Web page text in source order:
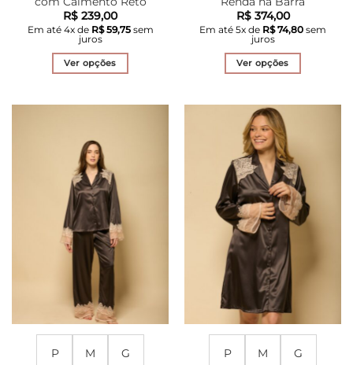
R$ 239,00
Em até 4x de R$59,75sem
juros
Ver opções
variantes.
As
opções
podem
ser
escolhidas
na
página
R$374,00
Em até 5x de R$74,80 sem
juros
Ver opções
tem
várias
variantes.
As
opções
podem
ser
escolhidas
na
página
do
produto
P M G P M G